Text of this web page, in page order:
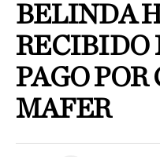
BELINDA
RECIBIDO
PAGO POR
MAFER